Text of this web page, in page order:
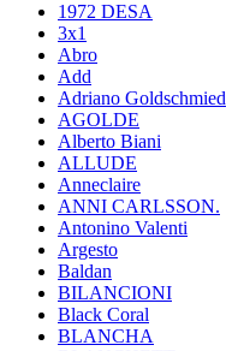
1972 DESA
3x1
Abro
Add
Adriano Goldschmied
AGOLDE
Alberto Biani
ALLUDE
Anneclaire
ANNI CARLSSON.
Antonino Valenti
Argesto
Baldan
BILANCIONI
Black Coral
BLANCHA